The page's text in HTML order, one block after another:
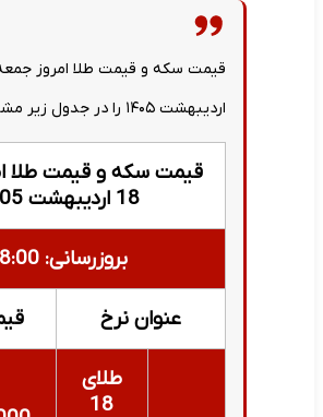
اردیبهشت ۱۴۰۵ را در جدول زیر مشاهده کنید.
قیمت سکه و قیمت طلا
18 اردیبهشت 1405
بروزرسانی: 08:00
عنوان نرخ
طلای
18